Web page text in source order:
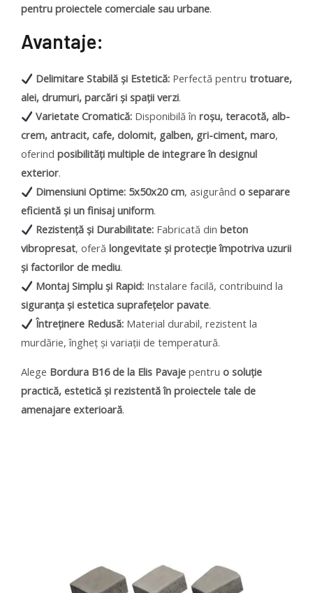
pentru proiectele comerciale sau urbane.
Avantaje:
Delimitare Stabilă și Estetică:Perfectă pentru trotuare,
alei, drumuri, parcări și spații verzi.
Varietate Cromatică:Disponibilă în roșu, teracotă, alb-
crem, antracit, cafe, dolomit, galben, gri-ciment, maro,
oferind posibilități multiple de integrare în designul
exterior.
Dimensiuni Optime: 5x50x20 cm, asigurând o separare
eficientă și un finisaj uniform.
Rezistență și Durabilitate:Fabricată din beton
vibropresat, oferă longevitate și protecție împotriva uzurii
și factorilor de mediu.
Montaj Simplu și Rapid:Instalare facilă, contribuind la
siguranța și estetica suprafețelor pavate.
Întreținere Redusă:Material durabil, rezistent la
murdărie, îngheț și variații de temperatură.
Alege Bordura B16 de la Elis Pavaje pentru o soluție
practică, estetică și rezistentă în proiectele tale de
amenajare exterioară.